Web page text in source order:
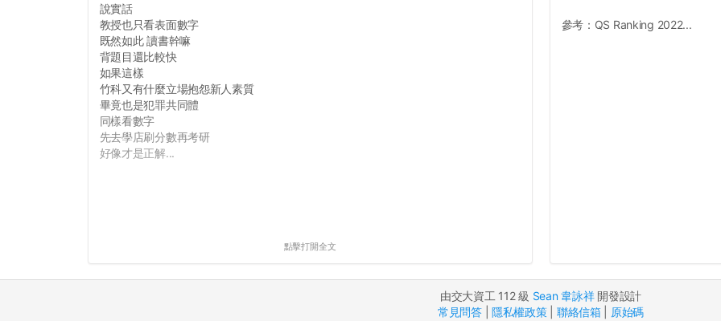
說實話
教授也只看表面數字
既然如此 讀書幹嘛
背題目還比較快
如果這樣
竹科又有什麼立場抱怨新人素質
畢竟也是犯罪共同體
同樣看數字
先去學店刷分數再考研
好像才是正解...
點擊打開全文
參考：QS Ranking 2022...
由交大資工 112 級 Sean 韋詠祥開發設計
常見問答|隱私權政策| 聯絡信箱| 原始碼